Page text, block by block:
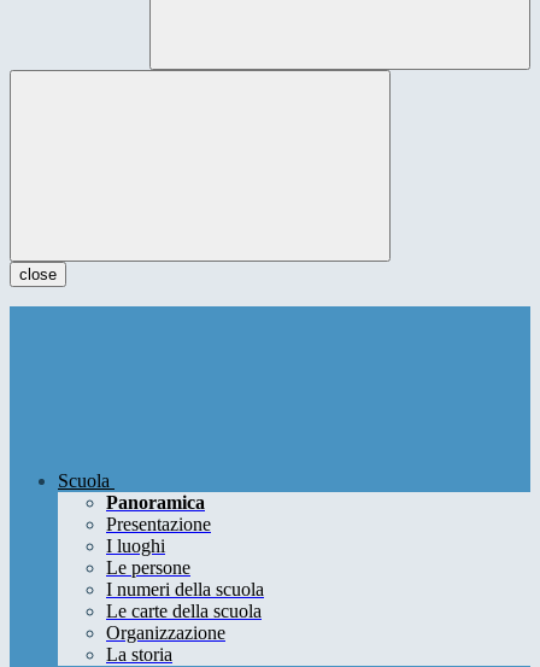
close
Scuola
Panoramica
Presentazione
I luoghi
Le persone
I numeri della scuola
Le carte della scuola
Organizzazione
La storia